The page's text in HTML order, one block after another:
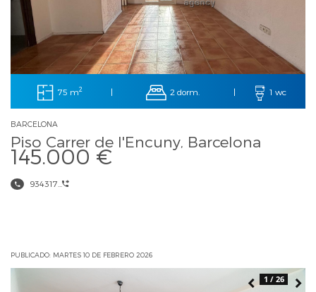
75 m2 | 2 dorm. | 1 wc
BARCELONA
Piso Carrer de l'Encuny, Barcelona
145.000 €
934317...
PUBLICADO: MARTES 10 DE FEBRERO 2026
1 / 26